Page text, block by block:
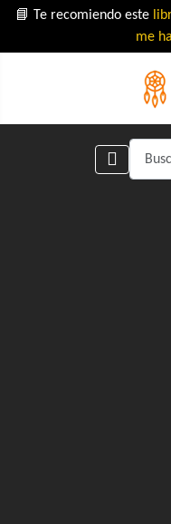
📘 Te recomiendo este
me
Buscar